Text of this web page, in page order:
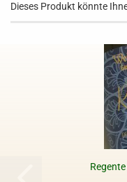
Dieses Produkt könnte